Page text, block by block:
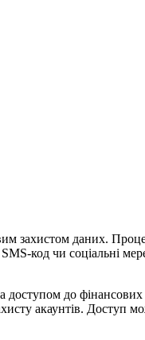
даних.
код чи соціальні
доступом до
акаунтів. Доступ